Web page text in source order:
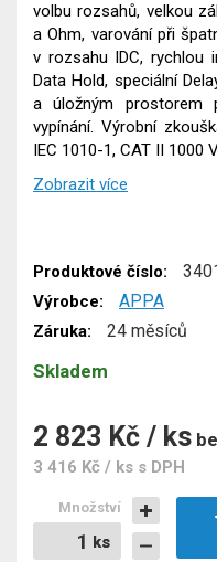
volbu rozsahů, velkou
a Ohm, varování při
v rozsahu IDC, rychlou
Data Hold, speciální
a úložným prostorem
vypínání. Výrobní
IEC 1010-1, CAT II 1000
Zobrazit více
Produktové číslo:
Výrobce: APPA
Záruka: 24 měsíců
Skladem
2 823 Kč / ks
3 416 Kč / ks s DPH
ks
Množství
ks